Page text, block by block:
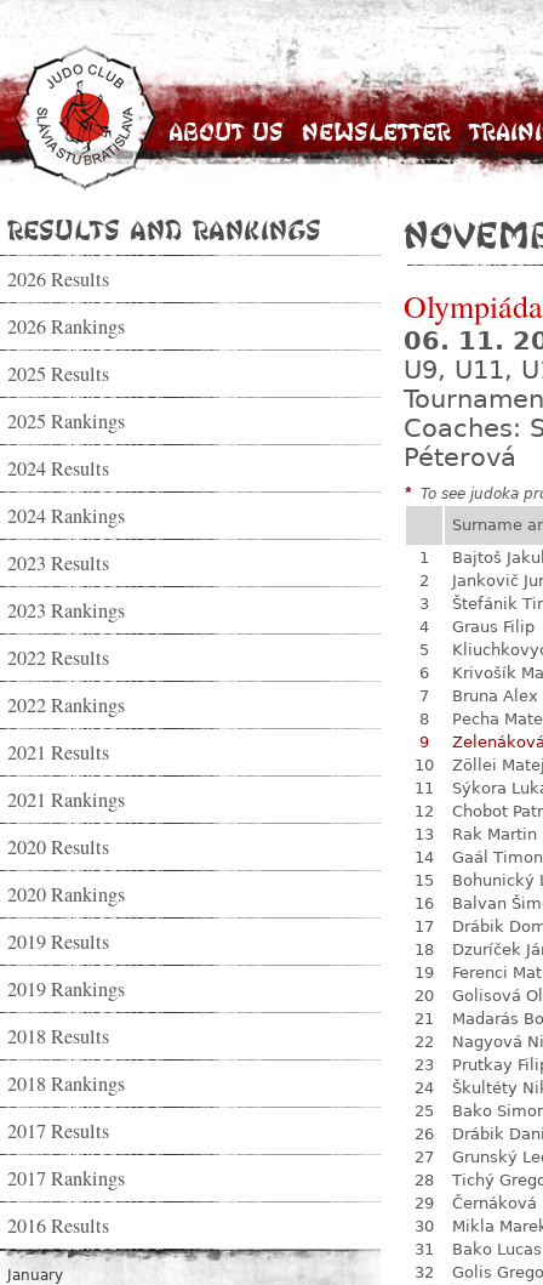
About Us Newsletter
Results and Rankings
2026 Results
2026 Rankings
2025 Results
2025 Rankings
2024 Results
2024 Rankings
2023 Results
2023 Rankings
2022 Results
2022 Rankings
2021 Results
2021 Rankings
2020 Results
2020 Rankings
2019 Results
2019 Rankings
2018 Results
2018 Rankings
2017 Results
2017 Rankings
2016 Results
January
06. 11.
U9, U11,
Coaches:
Péterová
* To see judoka
Surname
1
Bajtoš
2
Jankovič
3
Štefánik
4
Graus Filip
5
6
Krivošík
7
Bruna Alex
8
Pecha
9
10
Zöllei
11
Sýkora
12
Chobot
13
Rak Martin
14
Gaál Timon
15
Bohunický
16
Balvan
17
Drábik
18
Dzuríček
19
Ferenci
20
Golisová
21
Madarás
22
Nagyová
23
Prutkay
24
Škultéty
25
Bako
26
Drábik
27
Grunský
28
Tichý
29
Černáková
30
Mikla
31
Bako Lucas
32
Golis